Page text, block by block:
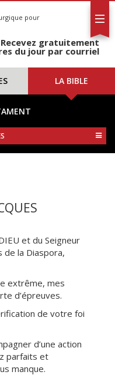
pour
Recevez gratuitement
du jour par courriel
LA BIBLE
et du Seigneur
de la Diaspora,
extrême, mes
d’épreuves.
de votre foi
d’une action
parfaits et
manque.